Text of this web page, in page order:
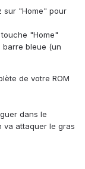
sur "Home" pour
"Home"
bleue (un
de votre ROM
dans le
va attaquer le gras